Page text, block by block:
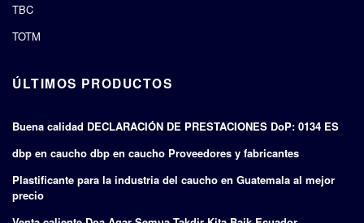
TBC
TOTM
ÚLTIMOS PRODUCTOS
Buena calidad DECLARACIÓN DE PRESTACIONES DoP: 0134 ES
dbp en caucho dbp en caucho Proveedores y fabricantes
Plastificante para la industria del caucho en Guatemala al mejor
precio